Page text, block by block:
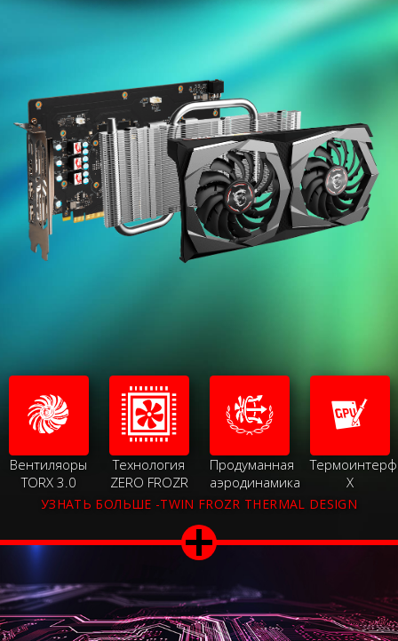
Вентиляоры
TORX 3.0
Технология
ZERO FROZR
Продуманная
аэродинамика
X
УЗНАТЬ БОЛЬШЕ -TWIN FROZR THERMAL DESIGN